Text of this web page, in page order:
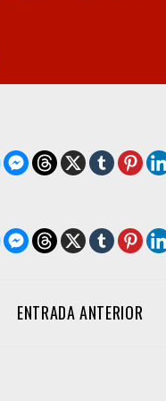
ENTRADA ANTERIOR